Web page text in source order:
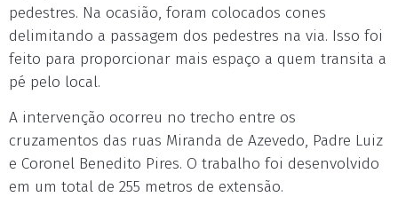
pedestres. Na ocasião, foram colocados cones
delimitando a passagem dos pedestres na via. Isso foi
feito para proporcionar mais espaço a quem transita a
pé pelo local.
A intervenção ocorreu no trecho entre os
cruzamentos das ruas Miranda de Azevedo, Padre Luiz
e Coronel Benedito Pires. O trabalho foi desenvolvido
em um total de 255 metros de extensão.